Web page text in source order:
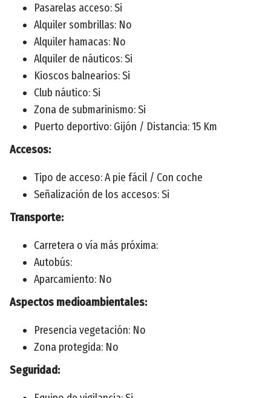
Pasarelas acceso: Si
Alquiler sombrillas: No
Alquiler hamacas: No
Alquiler de náuticos: Si
Kioscos balnearios: Si
Club náutico: Si
Zona de submarinismo: Si
Puerto deportivo: Gijón / Distancia: 15 Km
Accesos:
Tipo de acceso: A pie fácil / Con coche
Señalización de los accesos: Si
Transporte:
Carretera o vía más próxima:
Autobús:
Aparcamiento: No
Aspectos medioambientales:
Presencia vegetación: No
Zona protegida: No
Seguridad: